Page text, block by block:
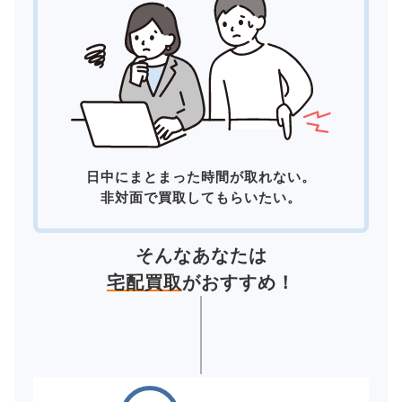
日中にまとまった時間が取れない。
非対面で買取してもらいたい。
そんなあなたは
宅配買取がおすすめ！